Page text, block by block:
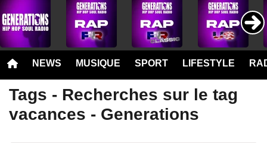
NEWS MUSIQUE SPORT LIFESTYLE
Tags - Recherches sur le tag
vacances - Generations